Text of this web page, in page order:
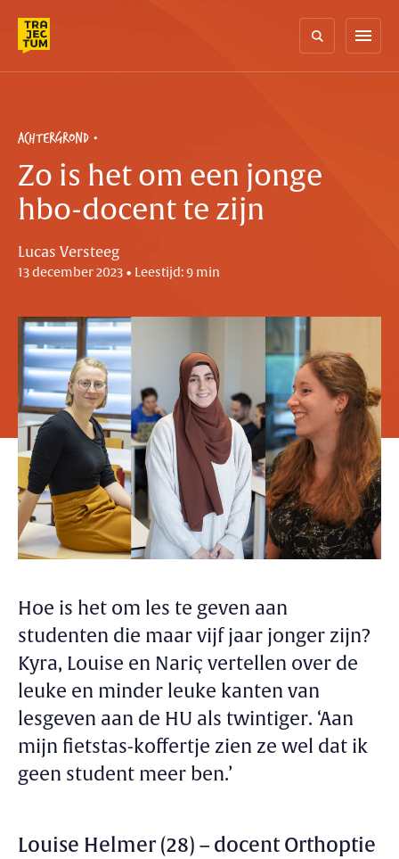
content
menu
ACHTERGROND
Zo is het om een jonge
hbo-docent te zijn
Lucas Versteeg
13 december 2023 • Leestijd: 9 min
Hoe is het om les te geven aan
studenten die maar vijf jaar jonger zijn?
Kyra, Louise en Nariç vertellen over de
leuke en minder leuke kanten van
lesgeven aan de HU als twintiger. ‘Aan
mijn fietstas-koffertje zien ze wel dat ik
geen student meer ben.’
Louise Helmer (28) – docent Orthoptie